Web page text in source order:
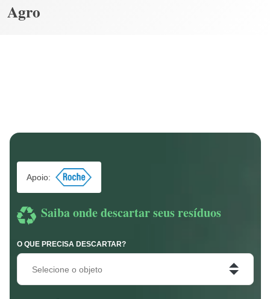
Agro
Apoio:
Saiba onde descartar seus resíduos
O QUE PRECISA DESCARTAR?
Selecione o objeto